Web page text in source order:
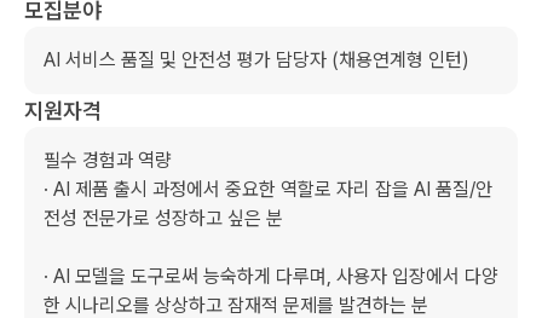
모집분야
AI 서비스 품질 및 안전성 평가 담당자 (채용연계형 인턴)
지원자격
필수 경험과 역량
· AI 제품 출시 과정에서 중요한 역할로 자리 잡을 AI 품질/안
전성 전문가로 성장하고 싶은 분
· AI 모델을 도구로써 능숙하게 다루며, 사용자 입장에서 다양
한 시나리오를 상상하고 잠재적 문제를 발견하는 분